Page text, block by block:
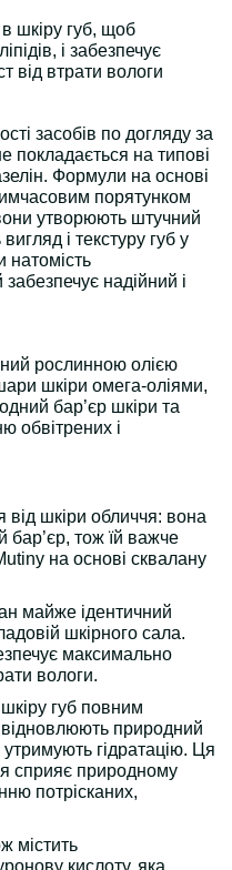
шкіру губ, щоб
і забезпечує
від втрати вологи
засобів по догляду за
покладається на типові
Формули на основі
порятунком
утворюють штучний
і текстуру губ у
натомість
надійний і
рослинною олією
шкіри омега-оліями,
бар’єр шкіри та
обвітрених і
від шкіри обличчя: вона
бар’єр, тож їй важче
на основі сквалану
майже ідентичний
шкірного сала.
максимально
вологи.
губ повним
відновлюють природний
утримують гідратацію. Ця
сприяє природному
потрісканих,
містить
кислоту, яка